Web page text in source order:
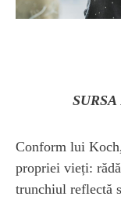
Conform lui
propriei vieți:
trunchiul reflectă